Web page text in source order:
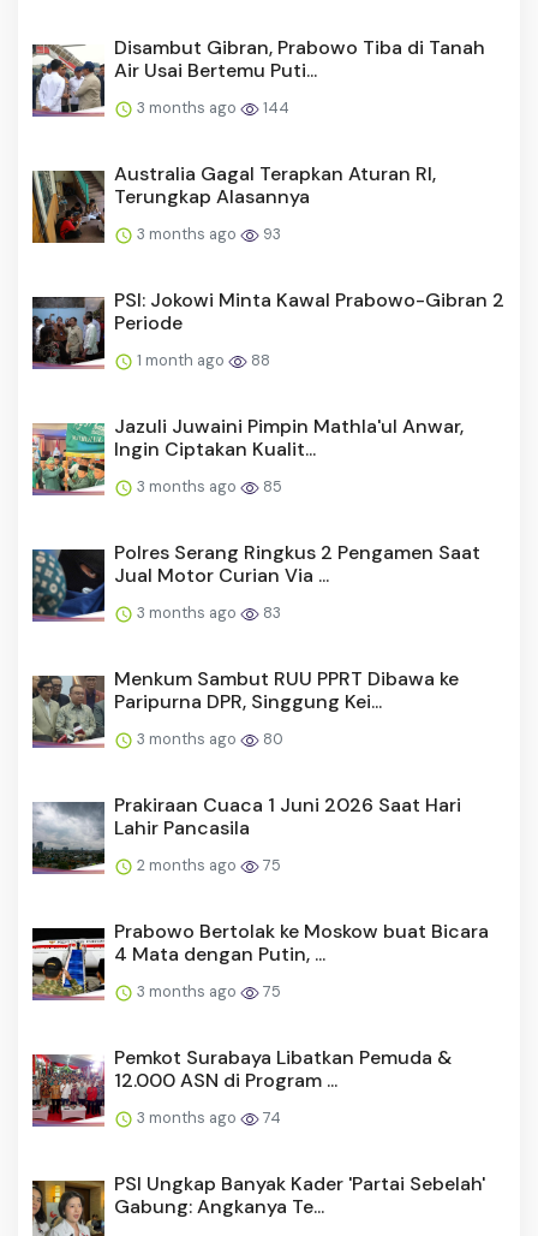
Disambut Gibran, Prabowo Tiba di Tanah
Air Usai Bertemu Puti...
3 months ago 144
Australia Gagal Terapkan Aturan RI,
Terungkap Alasannya
3 months ago 93
PSI: Jokowi Minta Kawal Prabowo-Gibran 2
Periode
1 month ago 88
Jazuli Juwaini Pimpin Mathla'ul Anwar,
Ingin Ciptakan Kualit...
3 months ago 85
Polres Serang Ringkus 2 Pengamen Saat
Jual Motor Curian Via ...
3 months ago 83
Menkum Sambut RUU PPRT Dibawa ke
Paripurna DPR, Singgung Kei...
3 months ago 80
Prakiraan Cuaca 1 Juni 2026 Saat Hari
Lahir Pancasila
2 months ago 75
Prabowo Bertolak ke Moskow buat Bicara
4 Mata dengan Putin, ...
3 months ago 75
Pemkot Surabaya Libatkan Pemuda &
12.000 ASN di Program ...
3 months ago 74
PSI Ungkap Banyak Kader 'Partai Sebelah'
Gabung: Angkanya Te...